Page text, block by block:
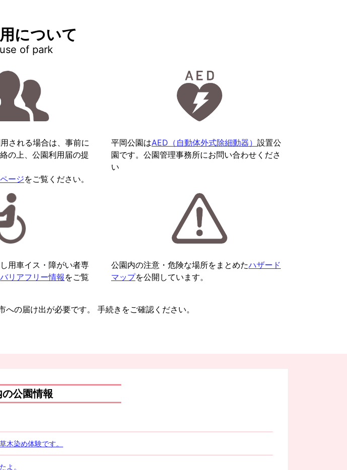
について
of park
される場合は、事前に
の上、公園利用届の提
ージをご覧ください。
平岡公園はAED（自動体外式除細動器） 設置公
園です。公園管理事務所にお問い合わせくださ
い
用車イス・障がい者専
バリアフリー情報 をご覧
公園内の注意・危険な場所をまとめたハザード
マップを公開しています。
の届け出が必要です。 手続きをご確認ください。
公園情報
木染め体験です。
よ。